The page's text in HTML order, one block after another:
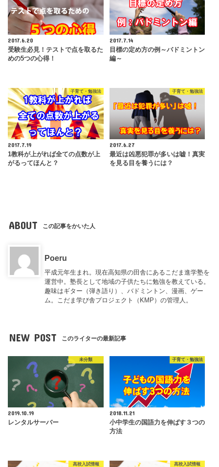
2017.6.20
受験生必見！テストで点を取るた
めの5つの心得！
2017.7.14
目標の定め方の例～バドミントン
編～
子育て・勉強法
2017.7.19
1教科が上がれば全ての点数が上
がるってほんと？
子育て・勉強法
2017.6.27
最近は凶悪犯罪が多いは嘘！真実
を見る目を養うには？
ABOUT この記事をかいた人
Poeru
平成元年生まれ。現在高知県の田舎にあるこだま進学塾を
運営中。塾長として地域の子供たちに勉強を教えている。
趣味はギター（弾き語り）、バドミントン、漫画、ゲー
ム。こだま学び舎プロジェクト（KMP）の管理人。
NEW POST このライターの最新記事
未分類
2019.10.19
レンタルサーバー
子育て・勉強法
2018.11.21
小中学生の国語力を伸ばす３つの
方法
高校入試情報 高校入試情報